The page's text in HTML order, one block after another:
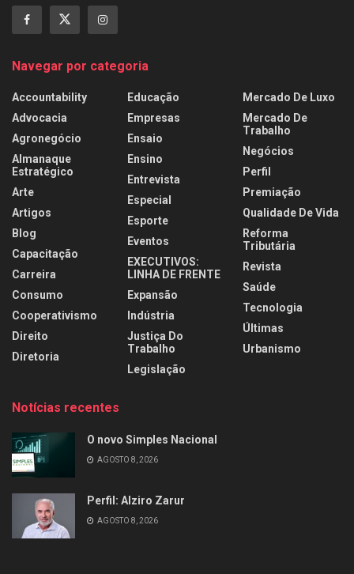
Navegar por categoria
Accountability
Advocacia
Agronegócio
Almanaque
Estratégico
Arte
Artigos
Blog
Capacitação
Carreira
Consumo
Cooperativismo
Direito
Diretoria
Educação
Empresas
Ensaio
Ensino
Entrevista
Especial
Esporte
Eventos
EXECUTIVOS:
LINHA DE FRENTE
Expansão
Indústria
Justiça Do
Trabalho
Legislação
Mercado De Luxo
Mercado De
Trabalho
Negócios
Perfil
Premiação
Qualidade De Vida
Reforma
Tributária
Revista
Saúde
Tecnologia
Últimas
Urbanismo
Notícias recentes
O novo Simples Nacional
AGOSTO 8, 2026
Perfil: Alziro Zarur
AGOSTO 8, 2026